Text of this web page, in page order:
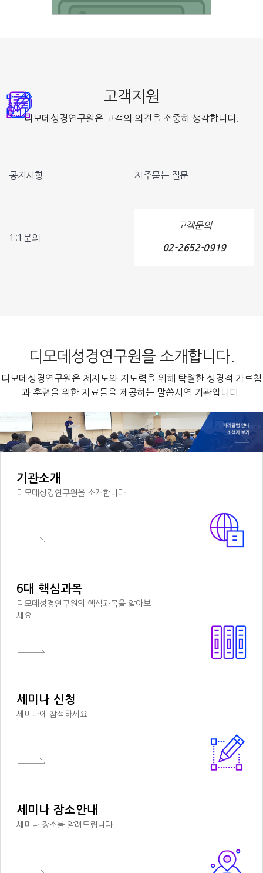
고객지원
디모데성경연구원은 고객의 의견을 소중히 생각합니다.
공지사항 자주묻는 질문
1:1문의
고객문의
02-2652-0919
디모데성경연구원을 소개합니다.
디모데성경연구원은 제자도와 지도력을 위해 탁월한 성경적 가르침
과 훈련을 위한 자료들을 제공하는 말씀사역 기관입니다.
기관소개
디모데성경연구원을 소개합니다.
6대 핵심과목
디모데성경연구원의 핵심과목을 알아보
세요.
세미나 신청
세미나에 참석하세요.
세미나 장소안내
세미나 장소를 알려드립니다.